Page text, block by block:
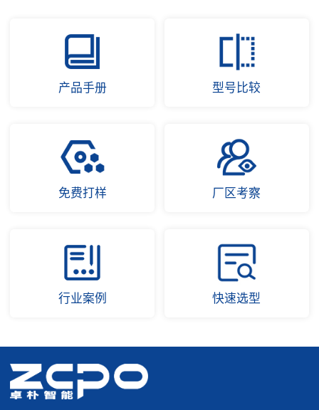
产品手册 型号比较
免费打样 厂区考察
行业案例 快速选型